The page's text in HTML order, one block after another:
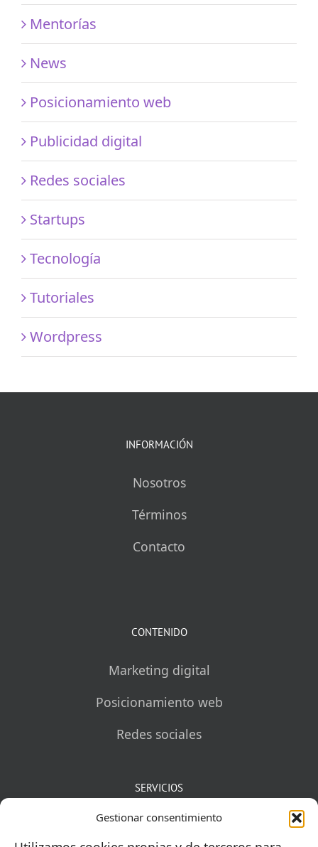
Gestionar consentimiento
Mentorías
News
Posicionamiento web
Publicidad digital
Redes sociales
Startups
Tecnología
Tutoriales
Wordpress
INFORMACIÓN
Nosotros
Términos
Contacto
CONTENIDO
Marketing digital
Posicionamiento web
Redes sociales
SERVICIOS
Mentorías